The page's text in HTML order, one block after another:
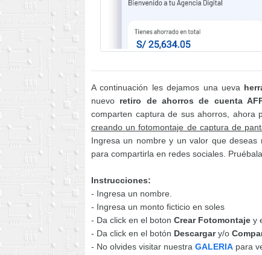
A continuación les dejamos una ueva
nuevo retiro de ahorros de cuenta
comparten captura de sus ahorros, ahora
creando un fotomontaje de captura de
Ingresa un nombre y un valor que
para compartirla en redes sociales.
Instrucciones:
- Ingresa un nombre.
- Ingresa un monto ficticio en soles
- Da click en el boton Crear Fotomontaje y
- Da click en el botón Descargary/o
- No olvides visitar nuestra GALERIA para